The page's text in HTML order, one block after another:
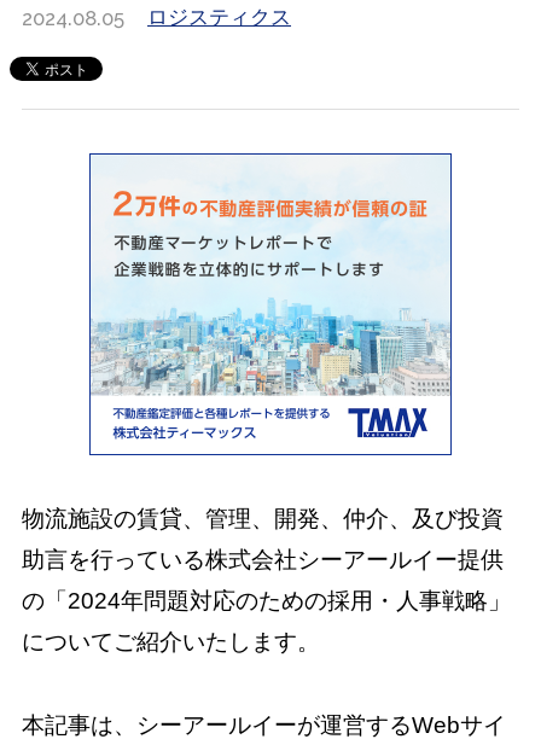
2024.08.05 ロジスティクス
物流施設の賃貸、管理、開発、仲介、及び投資
助言を行っている株式会社シーアールイー提供
の「2024年問題対応のための採用・人事戦略」
についてご紹介いたします。
本記事は、シーアールイーが運営するWebサイ